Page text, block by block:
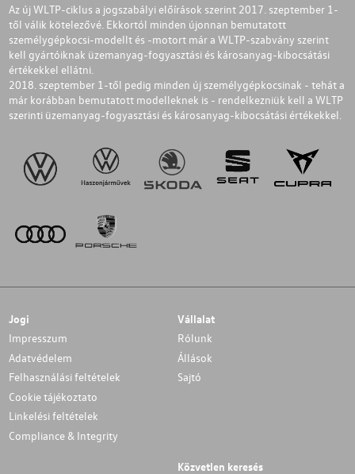
Az új WLTP-ciklus a jogszabályi előírások szerint 2017. szeptember 1-
től válik kötelezővé. Ekkortól minden újonnan bemutatott
személygépkocsi-modellt és -motort már a WLTP-szabvány szerint
kell gyártóiknak üzemanyag-fogyasztási és károsanyag-kibocsátási
értékekkel ellátni.
2018. szeptember 1-től pedig minden új személygépkocsinak - tehát a
már korábban bemutatott modelleknek is - rendelkezniük kell a WLTP
szerinti üzemanyag-fogyasztási és károsanyag-kibocsátási értékekkel.
Jogi
Impresszum
Adatvédelem
Felhasználási feltételek
Cookie tájékoztato
Linkelési feltételek
Compliance & Integrity
Vállalat
Rólunk
Állások
Sajtó
Közvetlen keresés